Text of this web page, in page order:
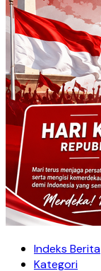
Indeks Berita
Kategori